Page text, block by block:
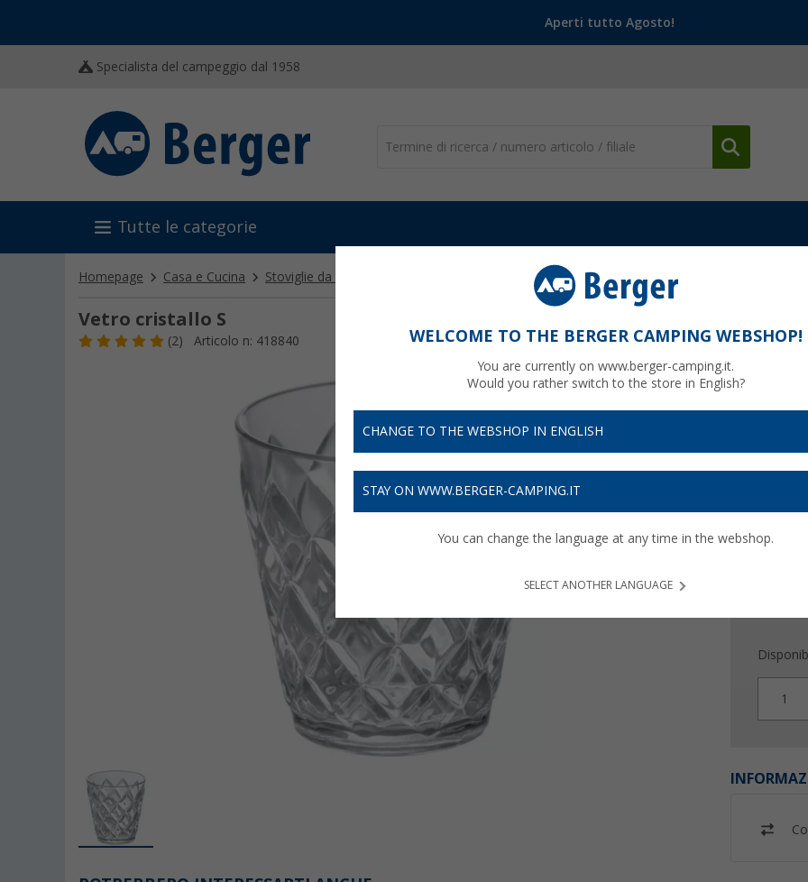
Aperti tutto Agosto!
Specialista del campeggio dal 1958
Tutte le categorie
Homepage Casa e Cucina Stoviglie da campeggio Vetro cristallo S
Vetro cristallo S
(2) Articolo n: 418840
3,
Prezzi IVA
1
WELCOME TO THE BERGER CAMPING WEBSHOP!
You are currently on www.berger-camping.it.
Would you rather switch to the store in English?
CHANGE TO THE WEBSHOP IN ENGLISH
STAY ON WWW.BERGER-CAMPING.IT
You can change the language at any time in the webshop.
SELECT ANOTHER LANGUAGE